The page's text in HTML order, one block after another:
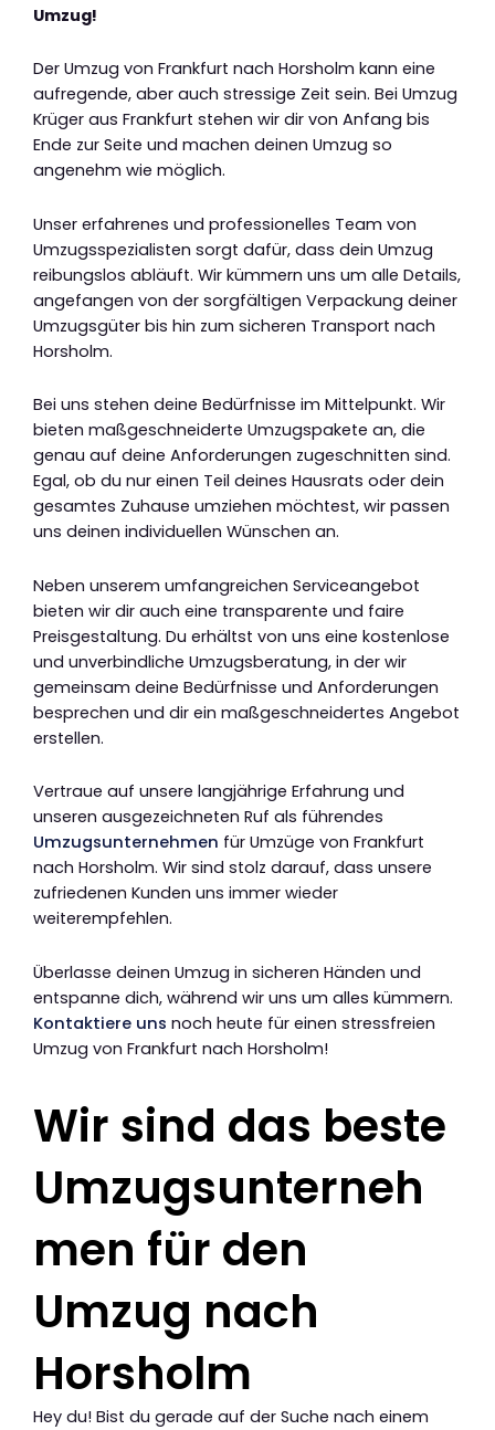
Umzug!
Der Umzug von Frankfurt nach Horsholm kann eine
aufregende, aber auch stressige Zeit sein. Bei Umzug
Krüger aus Frankfurt stehen wir dir von Anfang bis
Ende zur Seite und machen deinen Umzug so
angenehm wie möglich.
Unser erfahrenes und professionelles Team von
Umzugsspezialisten sorgt dafür, dass dein Umzug
reibungslos abläuft. Wir kümmern uns um alle Details,
angefangen von der sorgfältigen Verpackung deiner
Umzugsgüter bis hin zum sicheren Transport nach
Horsholm.
Bei uns stehen deine Bedürfnisse im Mittelpunkt. Wir
bieten maßgeschneiderte Umzugspakete an, die
genau auf deine Anforderungen zugeschnitten sind.
Egal, ob du nur einen Teil deines Hausrats oder dein
gesamtes Zuhause umziehen möchtest, wir passen
uns deinen individuellen Wünschen an.
Neben unserem umfangreichen Serviceangebot
bieten wir dir auch eine transparente und faire
Preisgestaltung. Du erhältst von uns eine kostenlose
und unverbindliche Umzugsberatung, in der wir
gemeinsam deine Bedürfnisse und Anforderungen
besprechen und dir ein maßgeschneidertes Angebot
erstellen.
Vertraue auf unsere langjährige Erfahrung und
unseren ausgezeichneten Ruf als führendes
Umzugsunternehmen für Umzüge von Frankfurt
nach Horsholm. Wir sind stolz darauf, dass unsere
zufriedenen Kunden uns immer wieder
weiterempfehlen.
Überlasse deinen Umzug in sicheren Händen und
entspanne dich, während wir uns um alles kümmern.
Kontaktiere uns noch heute für einen stressfreien
Umzug von Frankfurt nach Horsholm!
Wir sind das beste
Umzugsunterneh
men für den
Umzug nach
Horsholm
Hey du! Bist du gerade auf der Suche nach einem